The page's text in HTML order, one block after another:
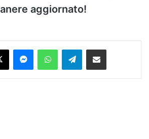
aggiornato!
X MessengerWhatsAppTelegramCondividi via Email